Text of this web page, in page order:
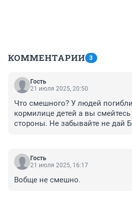
КОММЕНТАРИИ 3
Гость
21 июля 2025, 20:50
Что смешного? У людей
кормилице детей а вы
стороны. Не забывайте не дай
Гость
21 июля 2025, 16:17
Вобще не смешно.